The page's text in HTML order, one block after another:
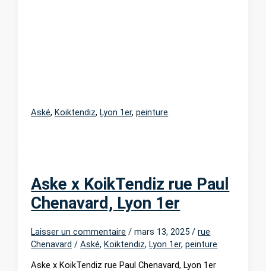
Aské,Koiktendiz,Lyon 1er,peinture
Aske x KoikTendiz rue Paul
Chenavard, Lyon 1er
Laisser un commentaire /mars 13, 2025/rue
Chenavard /Aské, Koiktendiz, Lyon 1er,peinture
Aske x KoikTendiz rue Paul Chenavard, Lyon 1er